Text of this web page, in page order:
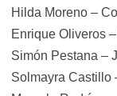
Hilda Moreno –
Enrique Oliveros
Simón Pestana –
Solmayra Castillo